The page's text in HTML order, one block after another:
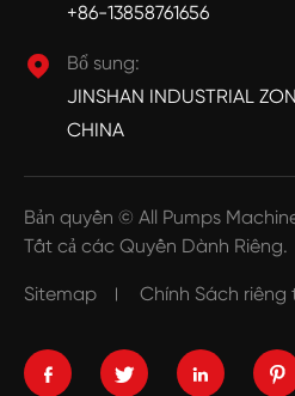
+86-13858761656

Bổ sung:
JINSHAN INDUSTRIAL
CHINA
Bản quyền © All Pumps
Tất cả các Quyền Dành Riêng.
Sitemap Chính Sách riêng
   